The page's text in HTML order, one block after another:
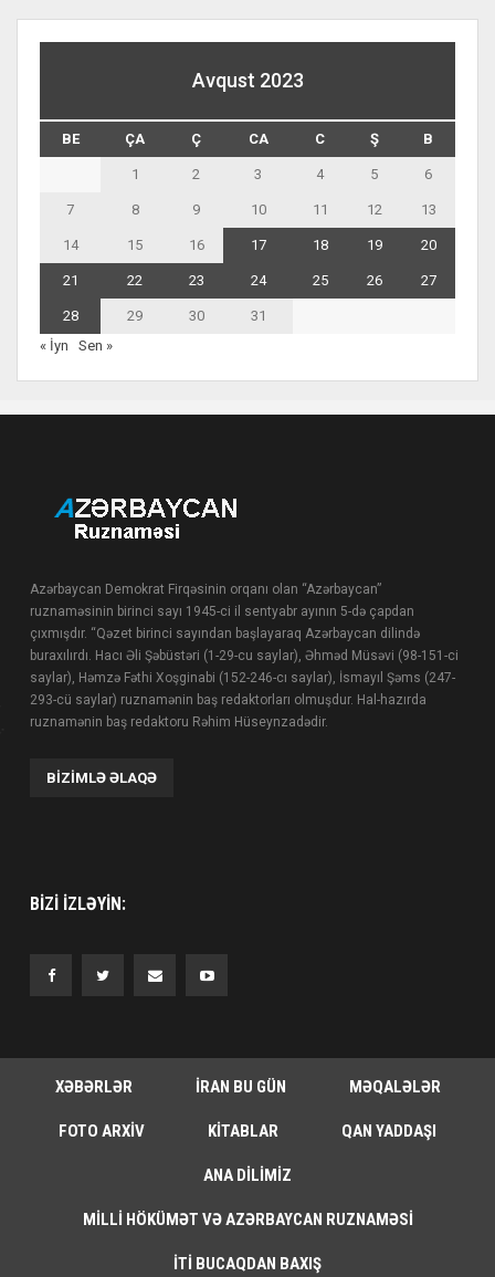
Avqust 2023
BE ÇA Ç CA C Ş B
1 2 3 4 5 6
7 8 9 10 11 12 13
14 15 16 17 18 19 20
21 22 23 24 25 26 27
28 29 30
31
« İyn
Sen »
Azərbaycan Demokrat Firqəsinin orqanı olan “Azərbaycan”
ruznaməsinin birinci sayı 1945-ci il sentyabr ayının 5-də çapdan
çıxmışdır. “Qəzet birinci sayından başlayaraq Azərbaycan dilində
buraxılırdı. Hacı Əli Şəbüstəri (1-29-cu saylar), Əhməd Müsəvi (98-151-ci
saylar), Həmzə Fəthi Xoşginabi (152-246-cı saylar), İsmayıl Şəms (247-
293-cü saylar) ruznamənin baş redaktorları olmuşdur. Hal-hazırda
ruznamənin baş redaktoru Rəhim Hüseynzadədir.
BIZIMLƏ ƏLAQƏ
BIZI IZLƏYIN:
XƏBƏRLƏR İRAN BU GÜN MƏQALƏLƏR
FOTO ARXIV KITABLAR QAN YADDAŞI
ANA DILIMIZ
MILLI HÖKÜMƏT VƏ AZƏRBAYCAN RUZNAMƏSI
İTI BUCAQDAN BAXIŞ